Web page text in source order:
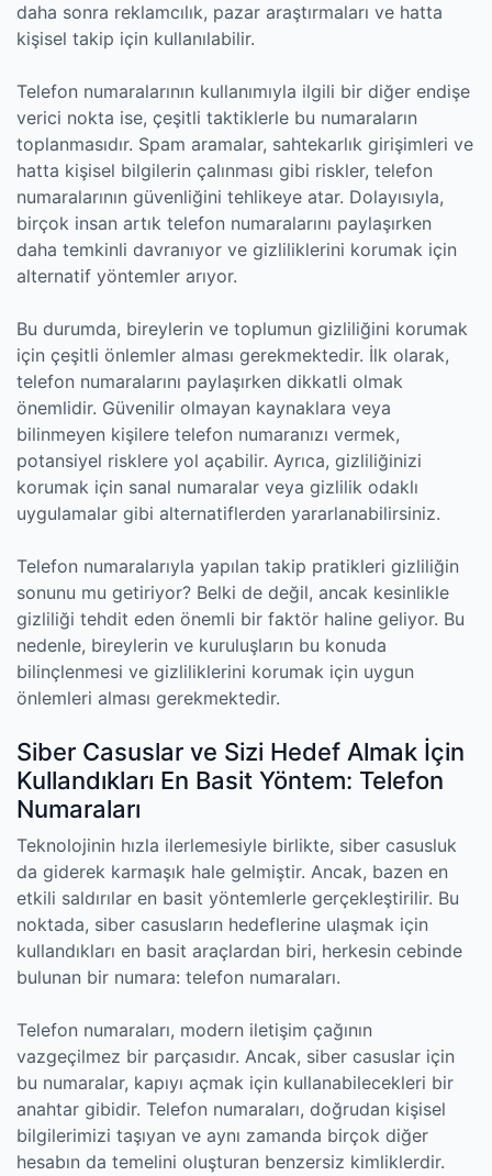
daha sonra reklamcılık, pazar araştırmaları ve hatta
kişisel takip için kullanılabilir.
Telefon numaralarının kullanımıyla ilgili bir diğer endişe
verici nokta ise, çeşitli taktiklerle bu numaraların
toplanmasıdır. Spam aramalar, sahtekarlık girişimleri ve
hatta kişisel bilgilerin çalınması gibi riskler, telefon
numaralarının güvenliğini tehlikeye atar. Dolayısıyla,
birçok insan artık telefon numaralarını paylaşırken
daha temkinli davranıyor ve gizliliklerini korumak için
alternatif yöntemler arıyor.
Bu durumda, bireylerin ve toplumun gizliliğini korumak
için çeşitli önlemler alması gerekmektedir. İlk olarak,
telefon numaralarını paylaşırken dikkatli olmak
önemlidir. Güvenilir olmayan kaynaklara veya
bilinmeyen kişilere telefon numaranızı vermek,
potansiyel risklere yol açabilir. Ayrıca, gizliliğinizi
korumak için sanal numaralar veya gizlilik odaklı
uygulamalar gibi alternatiflerden yararlanabilirsiniz.
Telefon numaralarıyla yapılan takip pratikleri gizliliğin
sonunu mu getiriyor? Belki de değil, ancak kesinlikle
gizliliği tehdit eden önemli bir faktör haline geliyor. Bu
nedenle, bireylerin ve kuruluşların bu konuda
bilinçlenmesi ve gizliliklerini korumak için uygun
önlemleri alması gerekmektedir.
Siber Casuslar ve Sizi Hedef Almak İçin
Kullandıkları En Basit Yöntem: Telefon
Numaraları
Teknolojinin hızla ilerlemesiyle birlikte, siber casusluk
da giderek karmaşık hale gelmiştir. Ancak, bazen en
etkili saldırılar en basit yöntemlerle gerçekleştirilir. Bu
noktada, siber casusların hedeflerine ulaşmak için
kullandıkları en basit araçlardan biri, herkesin cebinde
bulunan bir numara: telefon numaraları.
Telefon numaraları, modern iletişim çağının
vazgeçilmez bir parçasıdır. Ancak, siber casuslar için
bu numaralar, kapıyı açmak için kullanabilecekleri bir
anahtar gibidir. Telefon numaraları, doğrudan kişisel
bilgilerimizi taşıyan ve aynı zamanda birçok diğer
hesabın da temelini oluşturan benzersiz kimliklerdir.